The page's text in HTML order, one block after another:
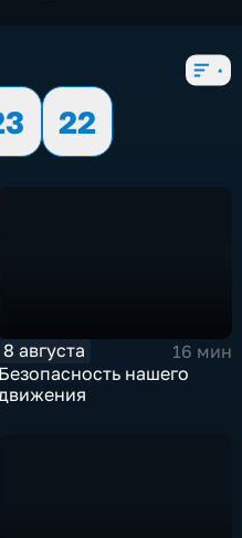
22
8 августа
16 мин
Безопасность нашего